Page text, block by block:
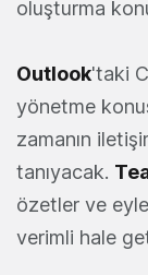
oluşturma
Outlook'taki
yönetme
zamanın
tanıyacak.
özetler ve
verimli hale